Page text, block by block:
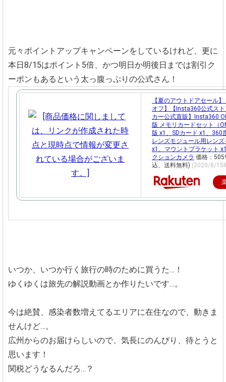
元々ポイントアップキャンペーンをしているけれど、更に
本日8/15はポイント5倍、かつ明日か明後日までは割引ク
ーポンもあるという太っ腹っぷりの公式さん！
【夏のアウトドアセール
オフ】【Insta360公式ス
カー公式直販】Insta360
版 メモリカードセット（
版 x1、SDカード x1、360
レンズモジュール用レン
x1、マウントブラケット
クションカメラ 価格：
込、送料無料) (2020/8/15
いつか、いつか行く旅行の時のために買うた…！
ゆくゆくは旅先の解説動画とか作りたいです…。
今は絶賛、感染者数増えてるエリアに在住なので、動きま
せんけど…。
広州からのお届けらしいので、気長にのんびり、待とうと
思います！
関税どうなるんだろ…？